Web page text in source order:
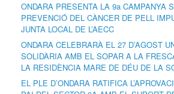
ONDARA PRESENTA LA 9a CAMPANYA
PREVENCIÓ DEL CÀNCER DE PELL
JUNTA LOCAL DE L’AECC
ONDARA CELEBRARÀ EL 27 D’AGOST
SOLIDÀRIA AMB EL SOPAR A LA
LA RESIDÈNCIA MARE DE DÉU DE LA
EL PLE D’ONDARA RATIFICA